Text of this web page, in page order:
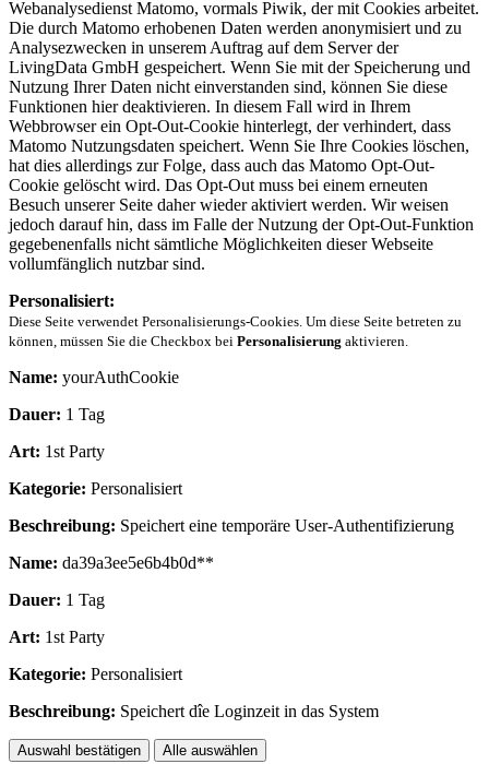
Webanalysedienst Matomo, vormals Piwik, der mit Cookies arbeitet.
Die durch Matomo erhobenen Daten werden anonymisiert und zu
Analysezwecken in unserem Auftrag auf dem Server der
LivingData GmbH gespeichert. Wenn Sie mit der Speicherung und
Nutzung Ihrer Daten nicht einverstanden sind, können Sie diese
Funktionen hier deaktivieren. In diesem Fall wird in Ihrem
Webbrowser ein Opt-Out-Cookie hinterlegt, der verhindert, dass
Matomo Nutzungsdaten speichert. Wenn Sie Ihre Cookies löschen,
hat dies allerdings zur Folge, dass auch das Matomo Opt-Out-
Cookie gelöscht wird. Das Opt-Out muss bei einem erneuten
Besuch unserer Seite daher wieder aktiviert werden. Wir weisen
jedoch darauf hin, dass im Falle der Nutzung der Opt-Out-Funktion
gegebenenfalls nicht sämtliche Möglichkeiten dieser Webseite
vollumfänglich nutzbar sind.
Personalisiert:
Diese Seite verwendet Personalisierungs-Cookies. Um diese Seite betreten zu
können, müssen Sie die Checkbox bei Personalisierung aktivieren.
Name: yourAuthCookie
Dauer: 1 Tag
Art: 1st Party
Kategorie: Personalisiert
Beschreibung: Speichert eine temporäre User-Authentifizierung
Name: da39a3ee5e6b4b0d**
Dauer: 1 Tag
Art: 1st Party
Kategorie: Personalisiert
Beschreibung: Speichert dîe Loginzeit in das System
Auswahl bestätigen Alle auswählen